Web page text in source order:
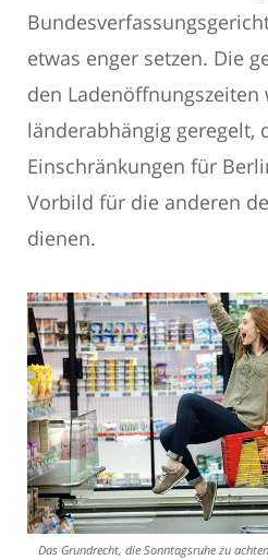
etwas enger setzen. Die
den Ladenöffnungszeiten
länderabhängig geregelt,
Einschränkungen für
Vorbild für die anderen
dienen.
Das Grundrecht, die Sonntagsruhe zu